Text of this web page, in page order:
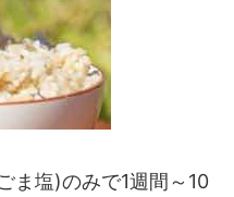
ま塩)のみで1週間～10